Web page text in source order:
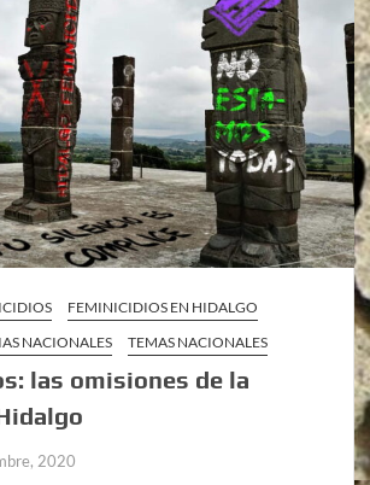
FEMINICIDIOS EN HIDALGO
NACIONALES TEMAS NACIONALES
las omisiones de la
2020